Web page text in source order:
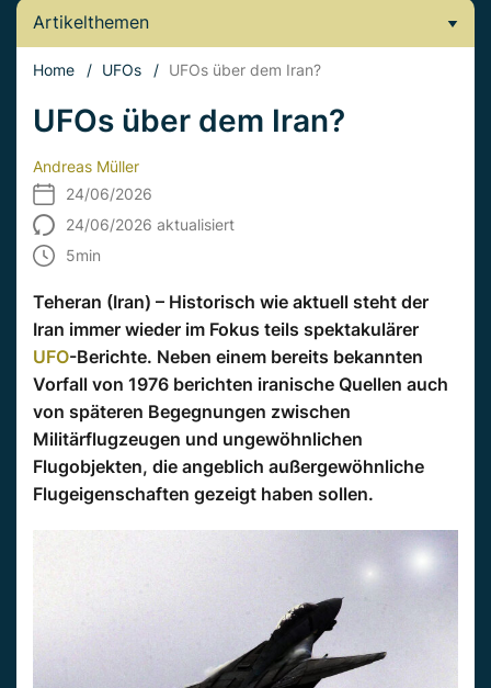
Artikelthemen
Home / UFOs / UFOs über dem Iran?
UFOs über dem Iran?
Andreas Müller
24/06/2026
24/06/2026 aktualisiert
5min
Teheran (Iran) – Historisch wie aktuell steht der
Iran immer wieder im Fokus teils spektakulärer
UFO-Berichte. Neben einem bereits bekannten
Vorfall von 1976 berichten iranische Quellen auch
von späteren Begegnungen zwischen
Militärflugzeugen und ungewöhnlichen
Flugobjekten, die angeblich außergewöhnliche
Flugeigenschaften gezeigt haben sollen.